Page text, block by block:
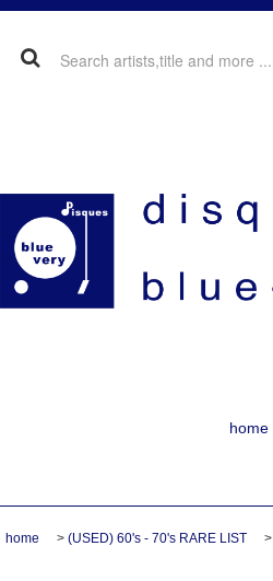
home
home > (USED) 60's - 70's RARE LIST >